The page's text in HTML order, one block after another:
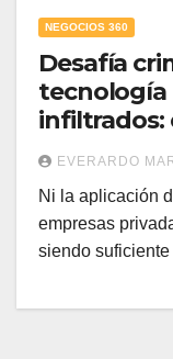
NEGOCIOS 360
Desafía
tecnología
infiltrados:
EVERARDO
Ni la aplicación
empresas
siendo